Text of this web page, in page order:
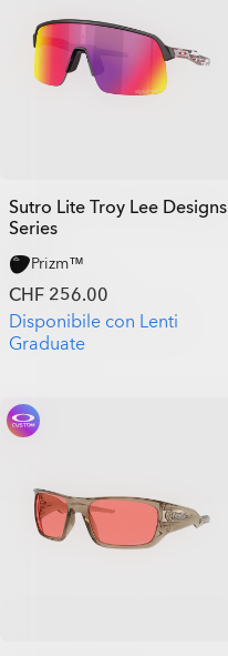
Sutro Lite Troy Lee Designs
Series
Prizm™
CHF 256.00
Disponibile con Lenti
Graduate